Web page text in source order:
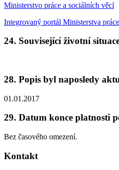
Ministerstvo práce a sociálních věcí
Integrovaný portál Ministerstva
24. Související životní
28. Popis byl naposledy
01.01.2017
29. Datum konce platnosti
Bez časového omezení.
Kontakt